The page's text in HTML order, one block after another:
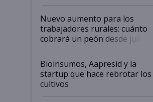
Nuevo aumento para los
trabajadores rurales: cuánto
cobrará un peón desde julio
Bioinsumos, Aapresid y la
startup que hace rebrotar los
cultivos